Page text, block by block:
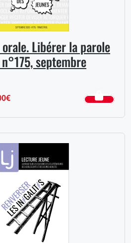
Libérer la parole
septembre
€Plage
12,00€